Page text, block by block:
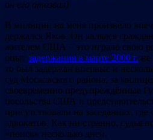
он его отозвал)
В милиции на меня произвело
держался Яков. Он являлся
жителем США – это играло свою
опыт задержания в марте 2000 г. не
то был задержан впервые и
суд Московского района; за
своевременно предупреждённые
посольства США и
присутствовали на заседаниях,
адвокатов. Как ни странно, судья
«поиск» несколько дней.